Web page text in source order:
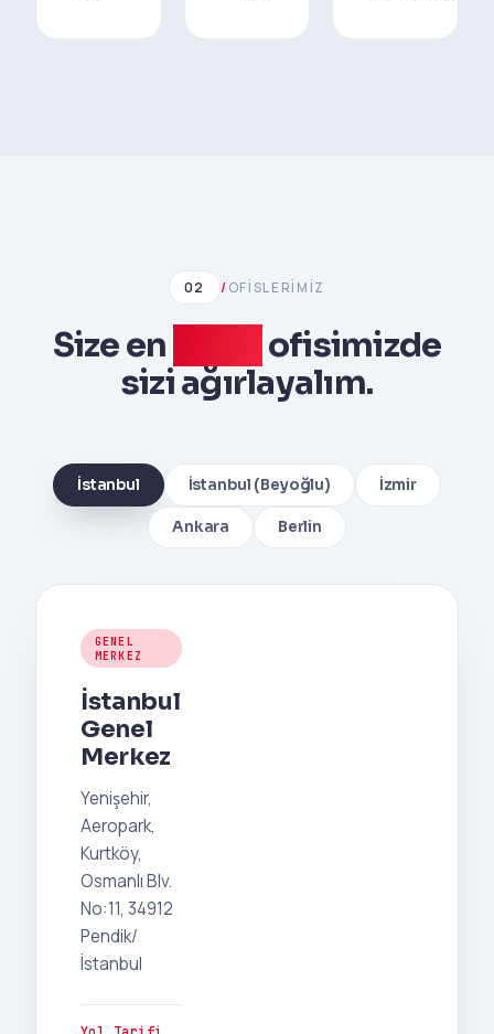
02 /OFISLERIMIZ
Size en
ofisimizde
sizi ağırlayalım.
İstanbul İstanbul (Beyoğlu) İzmir
Ankara Berlin
GENEL
MERKEZ
İstanbul
Genel
Merkez
Yenişehir,
Aeropark,
Kurtköy,
Osmanlı Blv.
No:11, 34912
Pendik/
İstanbul